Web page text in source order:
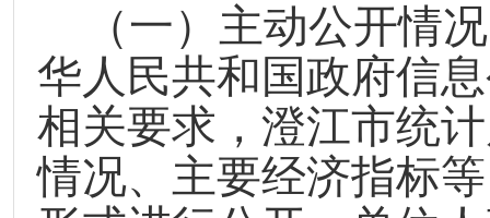
（一）主动公开情
华人民共和国政府信
相关要求，澄江市统
情况、 主要经济指标等